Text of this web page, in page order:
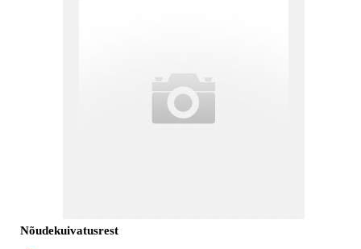
Nõudekuivatusrest